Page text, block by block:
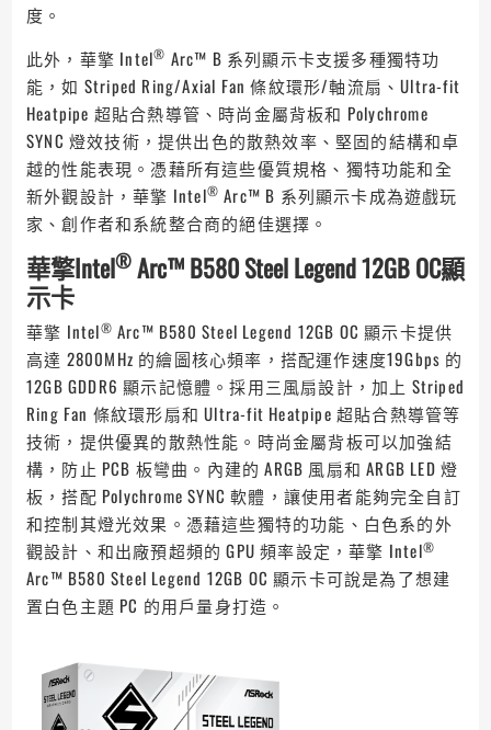
度。
此外，華擎 Intel® Arc™ B 系列顯示卡支援多種獨特功
能，如 Striped Ring/Axial Fan 條紋環形/軸流扇、Ultra-fit
Heatpipe 超貼合熱導管、時尚金屬背板和 Polychrome
SYNC 燈效技術，提供出色的散熱效率、堅固的結構和卓
越的性能表現。憑藉所有這些優質規格、獨特功能和全
新外觀設計，華擎 Intel® Arc™ B 系列顯示卡成為遊戲玩
家、創作者和系統整合商的絕佳選擇。
華擎Intel® Arc™ B580 Steel Legend 12GB OC顯
示卡
華擎 Intel® Arc™ B580 Steel Legend 12GB OC 顯示卡提供
高達 2800MHz 的繪圖核心頻率，搭配運作速度19Gbps 的
12GB GDDR6 顯示記憶體。採用三風扇設計，加上 Striped
Ring Fan 條紋環形扇和 Ultra-fit Heatpipe 超貼合熱導管等
技術，提供優異的散熱性能。時尚金屬背板可以加強結
構，防止 PCB 板彎曲。內建的 ARGB 風扇和 ARGB LED 燈
板，搭配 Polychrome SYNC 軟體，讓使用者能夠完全自訂
和控制其燈光效果。憑藉這些獨特的功能、白色系的外
觀設計、和出廠預超頻的 GPU 頻率設定，華擎 Intel®
Arc™ B580 Steel Legend 12GB OC 顯示卡可說是為了想建
置白色主題 PC 的用戶量身打造。